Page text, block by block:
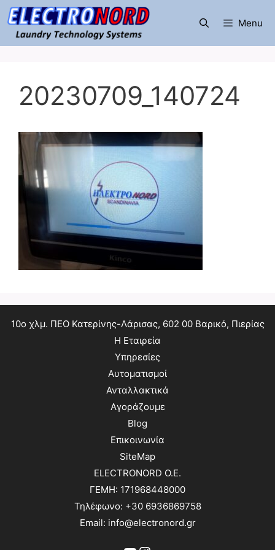
Μετάβαση
σε
περιεχόμενο
Menu
20230709_140724
10ο χλμ. ΠΕΟ Κατερίνης-Λάρισας, 602 00 Βαρικό, Πιερίας
Η Εταιρεία
Υπηρεσίες
Αυτοματισμοί
Ανταλλακτικά
Αγοράζουμε
Blog
Επικοινωνία
SiteMap
ELECTRONORD O.E.
ΓΕΜΗ: 171968448000
Τηλέφωνο: +30 6936869758
Email: info@electronord.gr